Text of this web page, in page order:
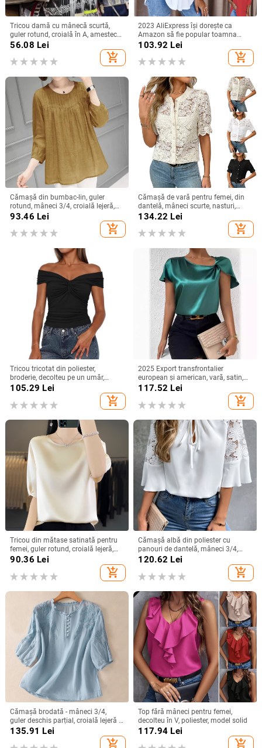
Tricou damă cu mânecă scurtă,
guler rotund, croială în A, amestec
poliester-spandex, imprimat și
56.08 Lei
add_shopping_cart
2023 AliExpress își dorește ca
Amazon să fie popular toamna
anului 2023, cămașă simplă cu
mânecă lungă și decolteu în V
pentru femei, cămașă pentru femei
103.92 Lei
add_shopping_cart
Cămașă din bumbac-lin, guler
rotund, mâneci 3/4, croială lejeră,
stil urban de relaxare
93.46 Lei
add_shopping_cart
Cămașă de vară pentru femei, din
dantelă, mâneci scurte, nasturi,
imprimeu floral, croială lejeră, guler
rotund, din bumbac-poliester
134.22 Lei
add_shopping_cart
Tricou tricotat din poliester,
broderie, decolteu pe un umăr,
mâneci raglan, croială slim
105.29 Lei
add_shopping_cart
2025 Export transfrontalier
european și american, vară, satin,
cu mânecă scurtă, din satin răsucit,
culoare pură, top versatil, larg,
pentru femei
117.52 Lei
add_shopping_cart
Tricou din mătase satinată pentru
femei, guler rotund, croială lejeră,
mâneci 3/4, top lejer de vară
90.36 Lei
add_shopping_cart
Cămașă albă din poliester cu
panouri de dantelă, mâneci 3/4,
guler rotund, croială lejeră
120.62 Lei
add_shopping_cart
Cămașă brodată - mâneci 3/4,
guler deschis parțial, croială lejeră -
bumbac și in
135.91 Lei
add_shopping_cart
Top fără mâneci pentru femei,
decolteu în V, poliester, model solid
117.94 Lei
add_shopping_cart